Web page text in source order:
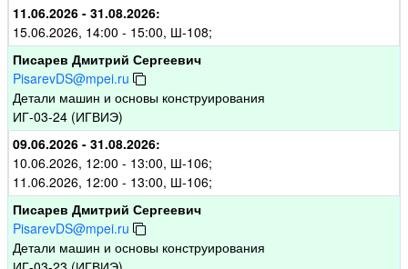
11.06.2026 - 31.08.2026:
15.06.2026, 14:00 - 15:00, Ш-108;
Писарев Дмитрий Сергеевич
PisarevDS@mpei.ru
Детали машин и основы конструирования
ИГ-03-24 (ИГВИЭ)
09.06.2026 - 31.08.2026:
10.06.2026, 12:00 - 13:00, Ш-106;
11.06.2026, 12:00 - 13:00, Ш-106;
Писарев Дмитрий Сергеевич
PisarevDS@mpei.ru
Детали машин и основы конструирования